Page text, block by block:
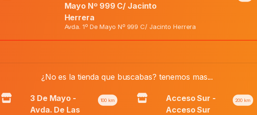
puntos + Gs.59.900
Aspiradora
Añadir al carrito
Mayo Nº 999 C/ Jacinto
Herrera
Avda. 1º De Mayo Nº 999 C/ Jacinto Herrera
¿No es la tienda que buscabas? tenemos mas...
3 De Mayo -
Avda. De Las
100 km
Acceso Sur -
Acceso Sur
200 km